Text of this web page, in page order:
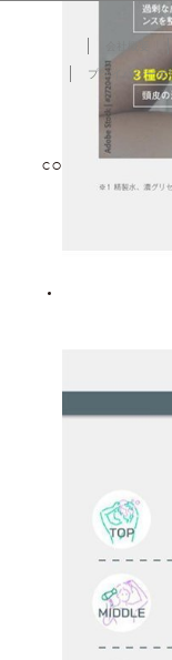
プライバシーポ
COPYRIGHT ©